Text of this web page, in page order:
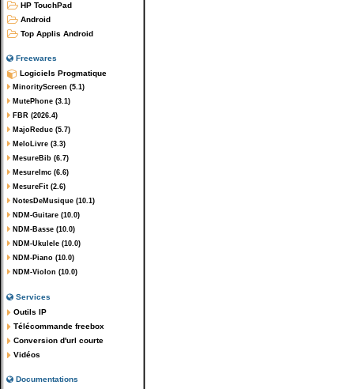
HP TouchPad
Android
Top Applis Android
Freewares
Logiciels Progmatique
MinorityScreen (5.1)
MutePhone (3.1)
FBR (2026.4)
MajoReduc (5.7)
MeloLivre (3.3)
MesureBib (6.7)
MesureImc (6.6)
MesureFit (2.6)
NotesDeMusique (10.1)
NDM-Guitare (10.0)
NDM-Basse (10.0)
NDM-Ukulele (10.0)
NDM-Piano (10.0)
NDM-Violon (10.0)
Services
Outils IP
Télécommande freebox
Conversion d'url courte
Vidéos
Documentations